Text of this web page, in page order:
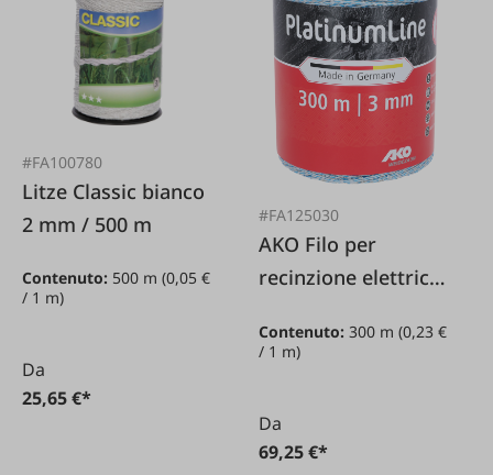
#FA100780
Litze Classic bianco
2 mm / 500 m
Contenuto: 500 m (0,05 €
/ 1 m)
Da
25,65 €*
#FA125030
AKO Filo per
recinzione elettrica
3 mm / 300 m
Contenuto:300 m(0,23 €
/ 1 m)
Da
69,25 €*